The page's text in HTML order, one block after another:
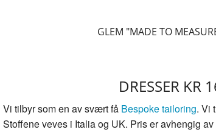
GLEM "MADE TO
DRESSER KR
Vi tilbyr som en av svært få Bespoke tailoring. Vi
Stoffene veves i Italia og UK. Pris er avhengig